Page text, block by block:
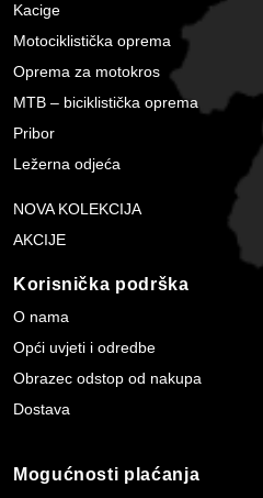
Kacige
Motociklistička oprema
Oprema za motokros
MTB – biciklistička oprema
Pribor
Ležerna odjeća
NOVA KOLEKCIJA
AKCIJE
Korisnička podrška
O nama
Opći uvjeti i odredbe
Obrazec odstop od nakupa
Dostava
Mogućnosti plaćanja